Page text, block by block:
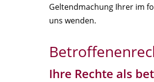
Geltendmachung Ihrer im
uns wenden.
Ihre Rechte als